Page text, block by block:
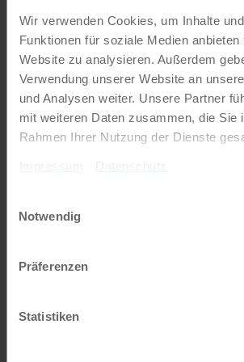
Wir verwenden Cookies, um Inhalte
Funktionen für soziale Medien
Website zu analysieren. Außerdem
Verwendung unserer Website an
und Analysen weiter. Unsere Partner
mit weiteren Daten zusammen, die Sie
Rahmen Ihrer Nutzung der Dienste
Impressum Datenschutz
Notwendig
Präferenzen
Statistiken
JETZT KOSTENFREI
Schenken Sie
Momente!
Mit einem